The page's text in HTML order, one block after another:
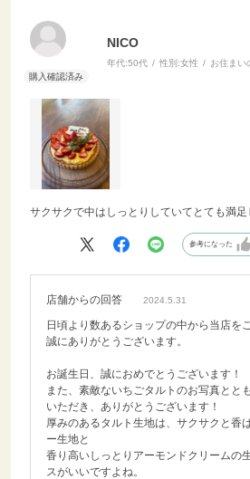
NICO
年代:50代 性別:女性 お住まい
サクサクで中はしっとりしていてとても満足
参考になった
店舗からの回答 2024.5.31
日頃より数あるショップの中から当店を
誠にありがとうございます。
お誕生日、誠におめでとうございます！
また、素敵ないちごタルトのお写真とと
いただき、ありがとうございます！
厚みのあるタルト生地は、サクサクと香
ー生地と
香り高いしっとりアーモンドクリームの
スがいいですよね。